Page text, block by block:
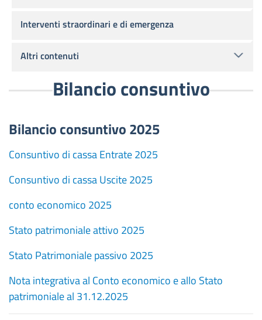
Bilancio consuntivo
Bilancio consuntivo 2025
Consuntivo di cassa Entrate 2025
Consuntivo di cassa Uscite 2025
conto economico 2025
Stato patrimoniale attivo 2025
Stato Patrimoniale passivo 2025
Nota integrativa al Conto economico e allo Stato
patrimoniale al 31.12.2025
Interventi straordinari e di emergenza
Altri contenuti